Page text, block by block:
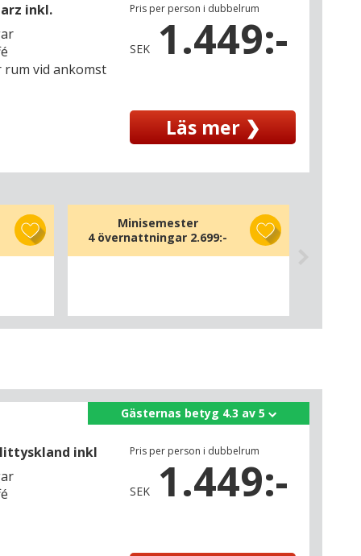
inkl.
rum vid ankomst
Pris per person i dubbelrum
SEK 1.449:-
Läs mer ❯
Minisemester
4 övernattningar 2.699:-
inkl
Pris per person i dubbelrum
SEK 1.449:-
Gästernas betyg 4.3 av 5